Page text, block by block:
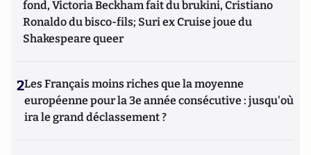
fond, Victoria Beckham fait du brukini, Cristiano
Ronaldo du bisco-fils; Suri ex Cruise joue du
Shakespeare queer
2Les Français moins riches que la moyenne
européenne pour la 3e année consécutive : jusqu'où
ira le grand déclassement ?